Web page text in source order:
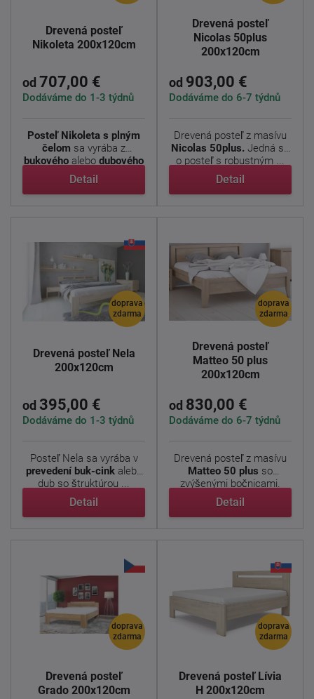
Drevená posteľ
Nikoleta 200x120cm
od 707,00 €
Dodáváme do 1-3 týdnů
Posteľ Nikoleta s plným
čelom sa vyrába z
bukového alebo dubového
...
Detail
Drevená posteľ
Nicolas 50plus
200x120cm
od 903,00 €
Dodáváme do 6-7 týdnů
Drevená posteľ z masívu
Nicolas 50plus. Jedná sa
o posteľ s robustným ...
Detail
doprava
zdarma
Drevená posteľ Nela
200x120cm
od 395,00 €
Dodáváme do 1-3 týdnů
Posteľ Nela sa vyrába v
prevedení buk-cinkalebo
dub so štruktúrou ...
Detail
doprava
zdarma
Drevená posteľ
Matteo 50 plus
200x120cm
od 830,00 €
Dodáváme do 6-7 týdnů
Drevená posteľ z masívu
Matteo 50 plus so
zvýšenými bočnicami.
Jedná ...
Detail
doprava
zdarma
Drevená posteľ
Grado 200x120cm
doprava
zdarma
Drevená posteľ Lívia
H 200x120cm